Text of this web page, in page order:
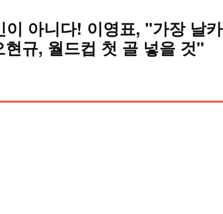
아니다! 이영표, "가장 날카
규, 월드컵 첫 골 넣을 것"